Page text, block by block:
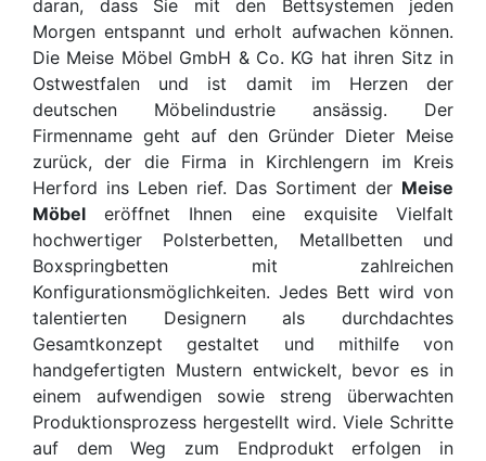
daran, dass Sie mit den Bettsystemen jeden
Morgen entspannt und erholt aufwachen können.
Die Meise Möbel GmbH & Co. KG hat ihren Sitz in
Ostwestfalen und ist damit im Herzen der
deutschen Möbelindustrie ansässig. Der
Firmenname geht auf den Gründer Dieter Meise
zurück, der die Firma in Kirchlengern im Kreis
Herford ins Leben rief. Das Sortiment der Meise
Möbel eröffnet Ihnen eine exquisite Vielfalt
hochwertiger Polsterbetten, Metallbetten und
Boxspringbetten mit zahlreichen
Konfigurationsmöglichkeiten. Jedes Bett wird von
talentierten Designern als durchdachtes
Gesamtkonzept gestaltet und mithilfe von
handgefertigten Mustern entwickelt, bevor es in
einem aufwendigen sowie streng überwachten
Produktionsprozess hergestellt wird. Viele Schritte
auf dem Weg zum Endprodukt erfolgen in